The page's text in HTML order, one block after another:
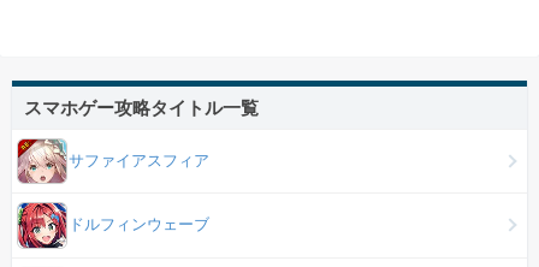
スマホゲー攻略タイトル一覧
サファイアスフィア
ドルフィンウェーブ